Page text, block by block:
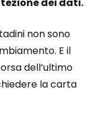
non sono
E il
dell’ultimo
la carta